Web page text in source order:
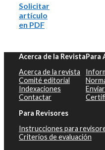
Solicitar
artículo
en PDF
Acerca de la Revista
Acerca de la revista
Comité editorial
Indexaciones
Contactar
Para
Para Revisores
Instrucciones para
Criterios de evaluación